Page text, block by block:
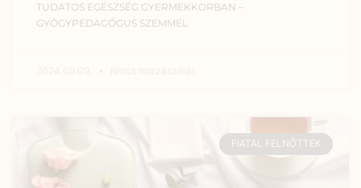
TUDATOS EGÉSZSÉG GYERMEKKORBAN –
GYÓGYPEDAGÓGUS SZEMMEL
FIATAL FELNŐTTEK